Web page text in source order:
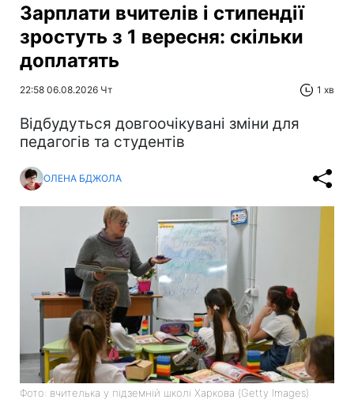
Зарплати вчителів і стипендії
зростуть з 1 вересня: скільки
доплатять
22:58 06.08.2026 Чт 1 хв
Відбудуться довгоочікувані зміни для
педагогів та студентів
ОЛЕНА БДЖОЛА
Фото: вчителька у підземній школі Харкова (Getty Images)